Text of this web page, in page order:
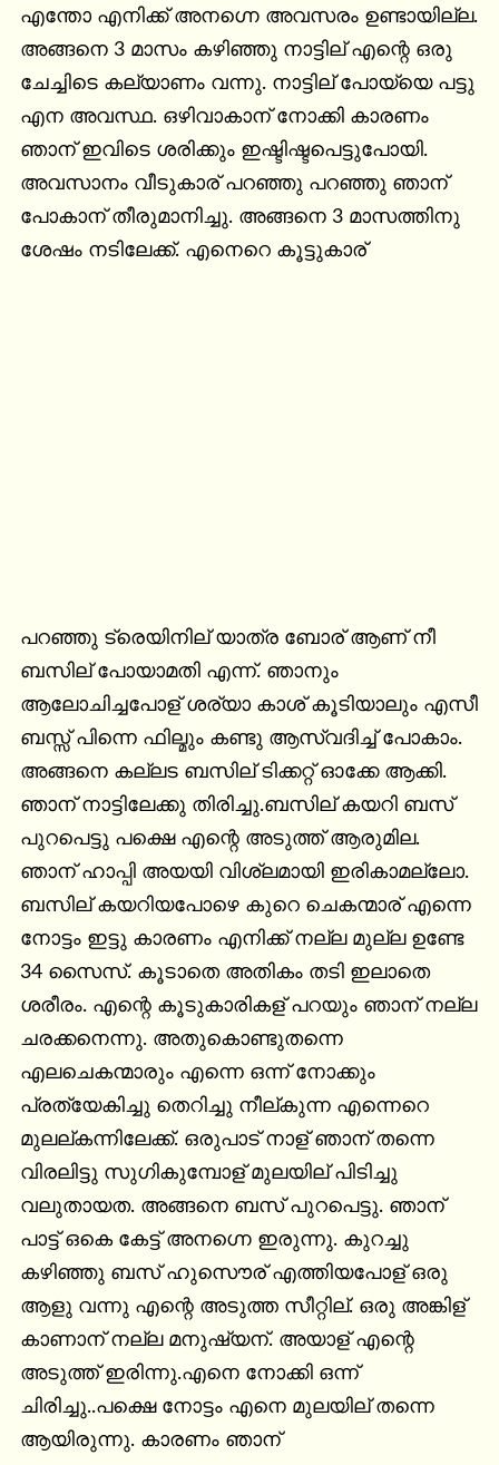
എന്തോ എനിക്ക് അനഗ്നെ അവസരം ഉണ്ടായില്ല.
അങ്ങനെ 3 മാസം കഴിഞ്ഞു നാട്ടില് എന്റെ ഒരു
ചേച്ചിടെ കല്യാണം വന്നു. നാട്ടില് പോയ്യെ പട്ടു
എന അവസ്ഥ. ഒഴിവാകാന് നോക്കി കാരണം
ഞാന് ഇവിടെ ശരിക്കും ഇഷ്ടിഷ്ടപെട്ടുപോയി.
അവസാനം വീടുകാര് പറഞ്ഞു പറഞ്ഞു ഞാന്
പോകാന് തീരുമാനിച്ചു. അങ്ങനെ 3 മാസത്തിനു
ശേഷം നടിലേക്ക്. എനെറെ കൂട്ടുകാര്
പറഞ്ഞു ട്രെയിനില് യാത്ര ബോര് ആണ് നീ
ബസില് പോയാമതി എന്ന്. ഞാനും
ആലോചിച്ചപോള് ശര്യാ കാശ് കൂടിയാലും എസീ
ബസ്സ് പിന്നെ ഫില്മും കണ്ടു ആസ്വദിച്ച് പോകാം.
അങ്ങനെ കല്ലട ബസില് ടിക്കറ്റ് ഓക്കേ ആക്കി.
ഞാന് നാട്ടിലേക്കു തിരിച്ചു.ബസില് കയറി ബസ്
പുറപെട്ടു പക്ഷെ എന്റെ അടുത്ത് ആരുമില.
ഞാന് ഹാപ്പി അയയി വിശ്ലമായി ഇരികാമല്ലോ.
ബസില് കയറിയപോഴെ കുറെ ചെകന്മാര് എന്നെ
നോട്ടം ഇട്ടു കാരണം എനിക്ക് നല്ല മുല്ല ഉണ്ടേ
34 സൈസ്. കൂടാതെ അതികം തടി ഇലാതെ
ശരീരം. എന്റെ കൂടുകാരികള് പറയും ഞാന് നല്ല
ചരക്കനെന്നു. അതുകൊണ്ടുതന്നെ
എലചെകന്മാരും എന്നെ ഒന്ന് നോക്കും
പ്രത്യേകിച്ചു തെറിച്ചു നീല്കുന്ന എന്നെറെ
മുലല്കന്നിലേക്ക്. ഒരുപാട് നാള് ഞാന് തന്നെ
വിരലിട്ടു സുഗികുമ്പോള് മുലയില് പിടിച്ചു
വലുതായത. അങ്ങനെ ബസ് പുറപെട്ടു. ഞാന്
പാട്ട് ഒകെ കേട്ട് അനഗ്നെ ഇരുന്നു. കുറച്ചു
കഴിഞ്ഞു ബസ് ഹുസൌര് എത്തിയപോള് ഒരു
ആളു വന്നു എന്റെ അടുത്ത സീറ്റില്. ഒരു അങ്കിള്
കാണാന് നല്ല മനുഷ്യന്. അയാള് എന്റെ
അടുത്ത് ഇരിന്നു.എനെ നോക്കി ഒന്ന്
ചിരിച്ചു..പക്ഷെ നോട്ടം എനെ മുലയില് തന്നെ
ആയിരുന്നു. കാരണം ഞാന്